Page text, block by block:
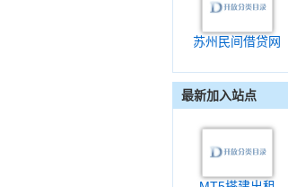
苏州民间借贷网
最新加入站点